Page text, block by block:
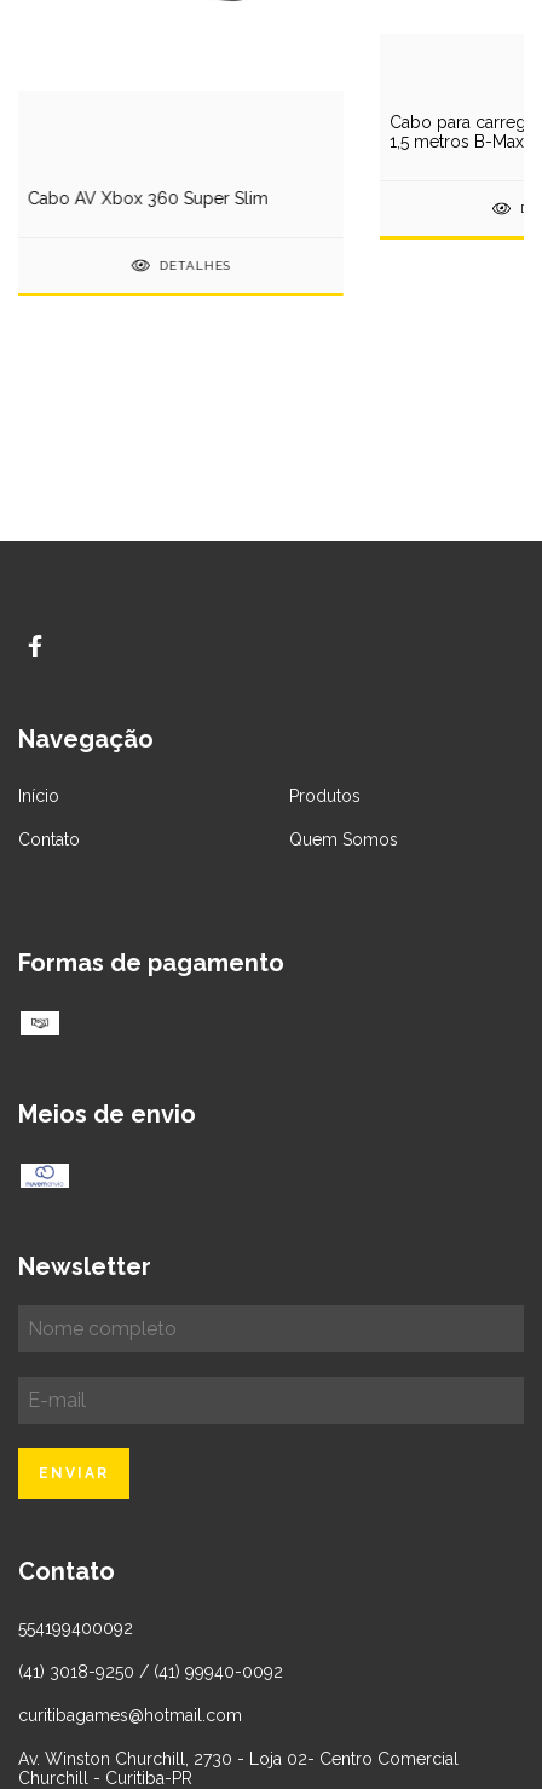
Cabo AV Xbox 360 Super Slim
DETALHES
Cabo para
1,5 metros B-Max
Navegação
Início Produtos
Contato Quem Somos
Formas de pagamento
Meios de envio
Newsletter
Contato
554199400092
(41) 3018-9250 / (41) 99940-0092
curitibagames@hotmail.com
Av. Winston Churchill, 2730 - Loja 02- Centro Comercial
Churchill - Curitiba-PR